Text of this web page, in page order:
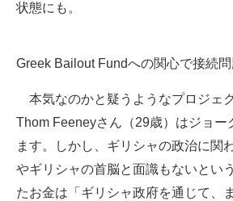
ちょっと気になるネットの話題
状態にも。
Greek Bailout Fundへの関心で接続
本気なのかと疑うようなプロジェ
Thom Feeneyさん（29歳）はジョー
ます。しかし、ギリシャの政治に関
やギリシャの首脳と面識もないとい
たお金は「ギリシャ政府を通じて、